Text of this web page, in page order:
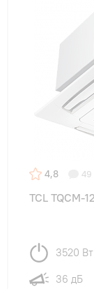
4,8 49
TCL TQCM-
3520 Вт
36 дБ